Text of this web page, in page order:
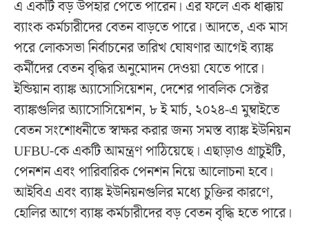
এ একটি বড় উপহার পেতে পারেন। এর ফলে এক ধাক্কায়
ব্যাংক কর্মচারীদের বেতন বাড়তে পারে। আদতে, এক মাস
পরে লোকসভা নির্বাচনের তারিখ ঘোষণার আগেই ব্যাঙ্ক
কর্মীদের বেতন বৃদ্ধির অনুমোদন দেওয়া যেতে পারে।
ইন্ডিয়ান ব্যাঙ্ক অ্যাসোসিয়েশন, দেশের পাবলিক সেক্টর
ব্যাঙ্কগুলির অ্যাসোসিয়েশন, ৮ ই মার্চ, ২০২৪-এ মুম্বাইতে
বেতন সংশোধনীতে স্বাক্ষর করার জন্য সমস্ত ব্যাঙ্ক ইউনিয়ন
UFBU-কে একটি আমন্ত্রণ পাঠিয়েছে। এছাড়াও গ্রাচুইটি,
পেনশন এবং পারিবারিক পেনশন নিয়ে আলোচনা হবে।
আইবিএ এবং ব্যাঙ্ক ইউনিয়নগুলির মধ্যে চুক্তির কারণে,
হোলির আগে ব্যাঙ্ক কর্মচারীদের বড় বেতন বৃদ্ধি হতে পারে।